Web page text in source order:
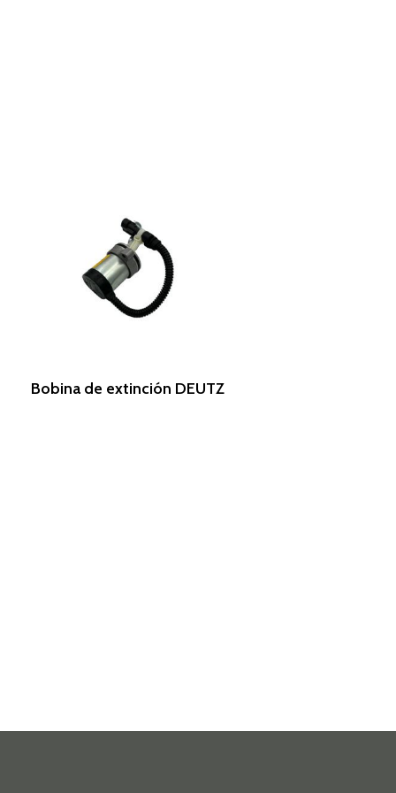
Leer Más
Bobina de extinción DEUTZ